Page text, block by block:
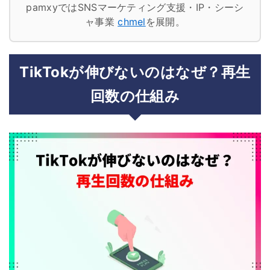
pamxyではSNSマーケティング支援・IP・シーシ
ャ事業chmel を展開。
TikTokが伸びないのはなぜ？再生
回数の仕組み